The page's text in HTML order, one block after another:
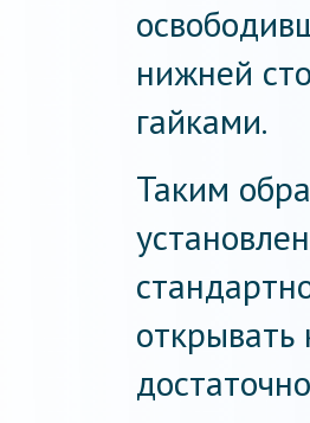
нижней
гайками.
Таким